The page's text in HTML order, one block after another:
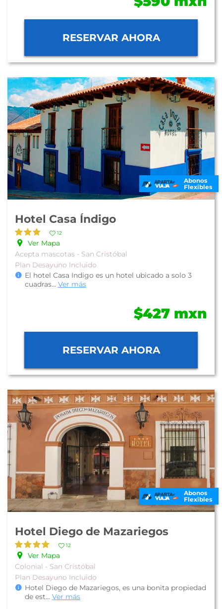
RESERVAR AHORA
Abonos
Flexibles
Hotel Casa Índigo
12
Ver Mapa
Acepta mascotas - San Cristóbal
Plan Desayuno Incluido
El hotel Casa Indigo es un hotel ubicado a solo 3
cuadras... Ver más
$427 mxn
RESERVAR AHORA
Abonos
Flexibles
Hotel Diego de Mazariegos
12
Ver Mapa
Colonial - San Cristóbal
Plan Desayuno Incluido
Hotel Diego de Mazariegos, es una bonita propiedad
de est... Ver más